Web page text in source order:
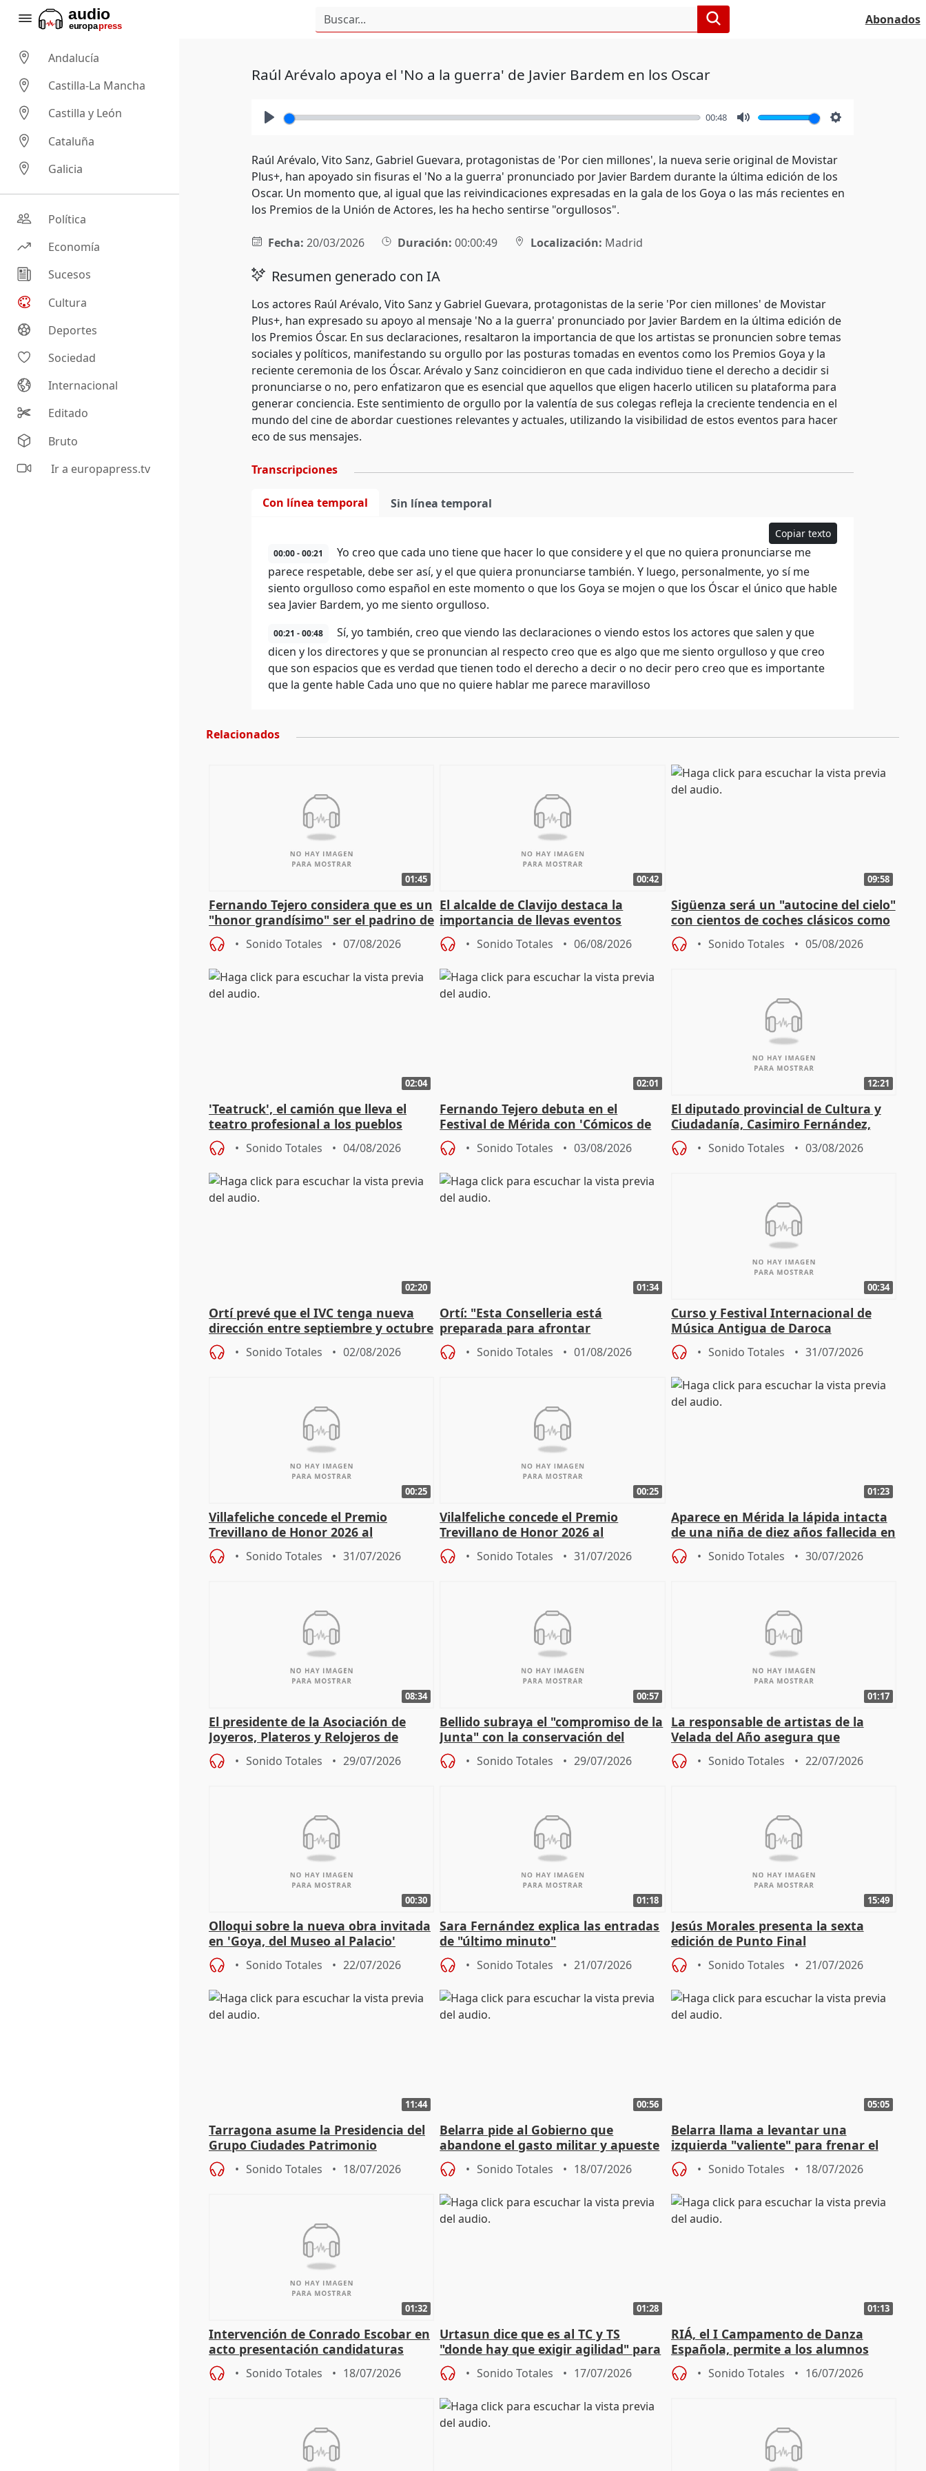
Abonados
Andalucía
Castilla-La Mancha
Castilla y León
Cataluña
Galicia
Política
Economía
Sucesos
Cultura
Deportes
Sociedad
Internacional
Editado
Bruto
Ir a europapress.tv
Raúl Arévalo apoya el 'No a la guerra' de Javier Bardem en los Oscar
00:48
Raúl Arévalo, Vito Sanz, Gabriel Guevara, protagonistas de 'Por cien millones', la nueva serie original de Movistar
Plus+, han apoyado sin fisuras el 'No a la guerra' pronunciado por Javier Bardem durante la última edición de los
Oscar. Un momento que, al igual que las reivindicaciones expresadas en la gala de los Goya o las más recientes en
los Premios de la Unión de Actores, les ha hecho sentirse "orgullosos".
Fecha: 20/03/2026 Duración: 00:00:49 Localización: Madrid
Resumen generado con IA
Los actores Raúl Arévalo, Vito Sanz y Gabriel Guevara, protagonistas de la serie 'Por cien millones' de Movistar
Plus+, han expresado su apoyo al mensaje 'No a la guerra' pronunciado por Javier Bardem en la última edición de
los Premios Óscar. En sus declaraciones, resaltaron la importancia de que los artistas se pronuncien sobre temas
sociales y políticos, manifestando su orgullo por las posturas tomadas en eventos como los Premios Goya y la
reciente ceremonia de los Óscar. Arévalo y Sanz coincidieron en que cada individuo tiene el derecho a decidir si
pronunciarse o no, pero enfatizaron que es esencial que aquellos que eligen hacerlo utilicen su plataforma para
generar conciencia. Este sentimiento de orgullo por la valentía de sus colegas refleja la creciente tendencia en el
mundo del cine de abordar cuestiones relevantes y actuales, utilizando la visibilidad de estos eventos para hacer
eco de sus mensajes.
Transcripciones
Con línea temporal Sin línea temporal
Copiar texto
00:00 - 00:21
Yo creo que cada uno tiene que hacer lo que considere y el que no quiera pronunciarse me
parece respetable, debe ser así, y el que quiera pronunciarse también. Y luego, personalmente, yo sí me
siento orgulloso como español en este momento o que los Goya se mojen o que los Óscar el único que hable
sea Javier Bardem, yo me siento orgulloso.
00:21 - 00:48
Sí, yo también, creo que viendo las declaraciones o viendo estos los actores que salen y que
dicen y los directores y que se pronuncian al respecto creo que es algo que me siento orgulloso y que creo
que son espacios que es verdad que tienen todo el derecho a decir o no decir pero creo que es importante
que la gente hable Cada uno que no quiere hablar me parece maravilloso
Relacionados
01:45
Fernando Tejero considera que es un
"honor grandísimo" ser el padrino de
la representación
Sonido Totales 07/08/2026
00:42
El alcalde de Clavijo destaca la
importancia de llevas eventos
culturales a los pueblos
Sonido Totales 06/08/2026
09:58
Sigüenza será un "autocine del cielo"
con cientos de coches clásicos como
espectadores
Sonido Totales 05/08/2026
02:04
'Teatruck', el camión que lleva el
teatro profesional a los pueblos
extremeños
Sonido Totales 04/08/2026
02:01
Fernando Tejero debuta en el
Festival de Mérida con 'Cómicos de
Roma': "Strabo me ha escogido"
Sonido Totales 03/08/2026
12:21
El diputado provincial de Cultura y
Ciudadanía, Casimiro Fernández,
sobre el balance de entradas
Sonido Totales 03/08/2026
02:20
Ortí prevé que el IVC tenga nueva
dirección entre septiembre y octubre
Sonido Totales 02/08/2026
01:34
Ortí: "Esta Conselleria está
preparada para afrontar
absolutamente todos los escenarios"
Sonido Totales 01/08/2026
00:34
Curso y Festival Internacional de
Música Antigua de Daroca
Sonido Totales 31/07/2026
00:25
Villafeliche concede el Premio
Trevillano de Honor 2026 al
periodista Xabier Fortes
Sonido Totales 31/07/2026
00:25
Vilalfeliche concede el Premio
Trevillano de Honor 2026 al
periodista Xabier Fortes
Sonido Totales 31/07/2026
01:23
Aparece en Mérida la lápida intacta
de una niña de diez años fallecida en
el año 519 d.C.
Sonido Totales 30/07/2026
08:34
El presidente de la Asociación de
Joyeros, Plateros y Relojeros de
Córdoba celebra la IGP
Sonido Totales 29/07/2026
00:57
Bellido subraya el "compromiso de la
Junta" con la conservación del
patrimonio en Córdoba
Sonido Totales 29/07/2026
01:17
La responsable de artistas de la
Velada del Año asegura que
"Andalucía está muy presente" en la
cita
Sonido Totales 22/07/2026
00:30
Olloqui sobre la nueva obra invitada
en 'Goya, del Museo al Palacio'
Sonido Totales 22/07/2026
01:18
Sara Fernández explica las entradas
de "último minuto"
Sonido Totales 21/07/2026
15:49
Jesús Morales presenta la sexta
edición de Punto Final
Sonido Totales 21/07/2026
11:44
Tarragona asume la Presidencia del
Grupo Ciudades Patrimonio
Sonido Totales 18/07/2026
00:56
Belarra pide al Gobierno que
abandone el gasto militar y apueste
"de verdad" por la cultura
Sonido Totales 18/07/2026
05:05
Belarra llama a levantar una
izquierda "valiente" para frenar el
avance de la extrema derecha
Sonido Totales 18/07/2026
01:32
Intervención de Conrado Escobar en
acto presentación candidaturas
alcaldes PP para 2027
Sonido Totales 18/07/2026
01:28
Urtasun dice que es al TC y TS
"donde hay que exigir agilidad" para
aplicar la Ley de Amnistía
Sonido Totales 17/07/2026
01:13
RIÁ, el I Campamento de Danza
Española, permite a los alumnos
"sacar su talento a flor de piel"
Sonido Totales 16/07/2026